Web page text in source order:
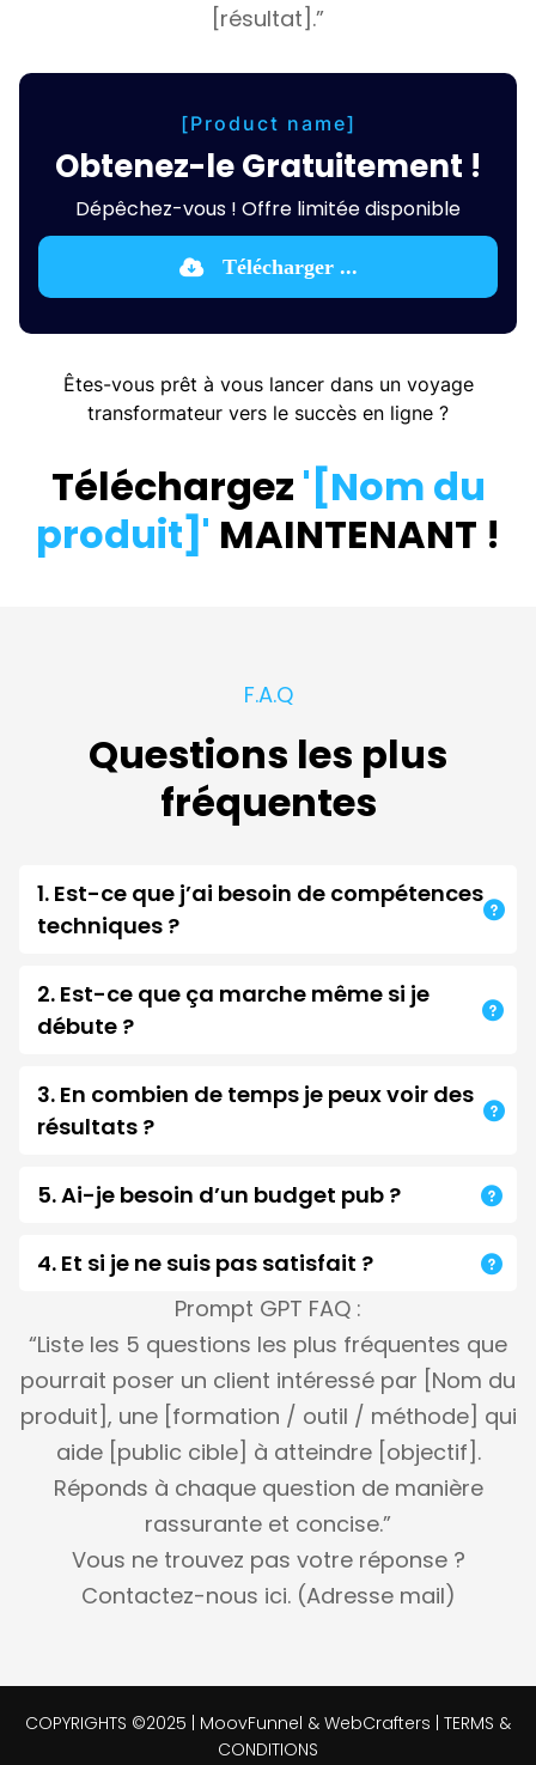
[résultat].”
[Product name]
Obtenez-le Gratuitement !
Dépêchez-vous ! Offre limitée disponible
Télécharger ...
Êtes-vous prêt à vous lancer dans un voyage
transformateur vers le succès en ligne ?
Téléchargez '[Nom du
produit]' MAINTENANT !
F.A.Q
Questions les plus
fréquentes
1. Est-ce que j’ai besoin de compétences
techniques ?
modifier les textes et images en suivant les vidéos
guidées.
2. Est-ce que ça marche même si je
débute ?
pour les débutants qui veulent aller droit au but.
3. En combien de temps je peux voir des
résultats ?
premiers leads dès les 7 premiers jours si tu suis les
5. Ai-je besoin d’un budget pub ?
organique (réseaux sociaux, email), puis investir si
4. Et si je ne suis pas satisfait ?
→ Tu peux me contacter à tout moment et tu as
7 jours pour tester. Rien à perdre, tout à gagner.
Prompt GPT FAQ :
“Liste les 5 questions les plus fréquentes que
pourrait poser un client intéressé par [Nom du
produit], une [formation / outil / méthode] qui
aide [public cible] à atteindre [objectif].
Réponds à chaque question de manière
rassurante et concise.”
Vous ne trouvez pas votre réponse ?
Contactez-nous ici. (Adresse mail)
COPYRIGHTS ©2025 | MoovFunnel & WebCrafters | TERMS &
CONDITIONS